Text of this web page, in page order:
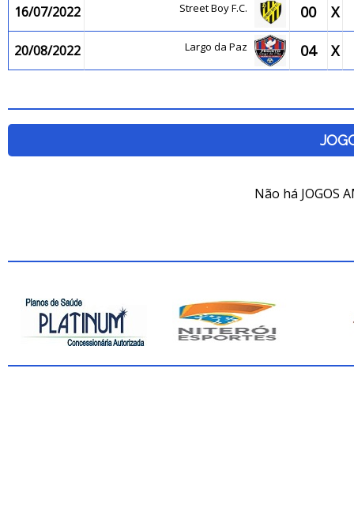
16/07/2022 Street Boy F.C. 00 X
20/08/2022 Largo da Paz 04 X
Não há JOGOS